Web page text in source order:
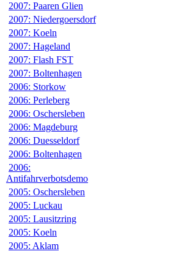
2007: Paaren Glien
2007: Niedergoersdorf
2007: Koeln
2007: Hageland
2007: Flash FST
2007: Boltenhagen
2006: Storkow
2006: Perleberg
2006: Oschersleben
2006: Magdeburg
2006: Duesseldorf
2006: Boltenhagen
2006:
Antifahrverbotsdemo
2005: Oschersleben
2005: Luckau
2005: Lausitzring
2005: Koeln
2005: Aklam